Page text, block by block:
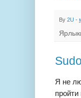
By 2U -
Я не